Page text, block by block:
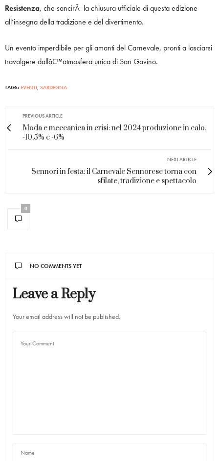
Resistenza, che sancirÃ la chiusura ufficiale di questa edizione
all’insegna della tradizione e del divertimento.
Un evento imperdibile per gli amanti del Carnevale, pronti a lasciarsi
travolgere dallâ€™atmosfera unica di San Gavino.
TAGS: EVENTI SARDEGNA
PREVIOUS ARTICLE
Moda e meccanica in crisi: nel 2024 produzione in calo,
-10,5% e -6%
NEXT ARTICLE
Sennori in festa: il Carnevale Sennorese torna con
sfilate, tradizione e spettacolo
0
NO COMMENTS YET
Leave a Reply
Your email address will not be published.